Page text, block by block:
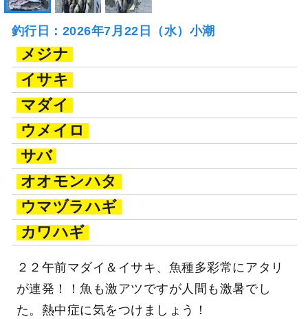
釣行日：2026年7月22日（水）小潮
メジナ
イサキ
マダイ
ウメイロ
サバ
オオモンハタ
ウマヅラハギ
カワハギ
２２午前マダイ＆イサキ、魚種多彩常にアタリ
が連発！！魚も激アツですが人間も激暑でし
た。熱中症に気をつけましょう！